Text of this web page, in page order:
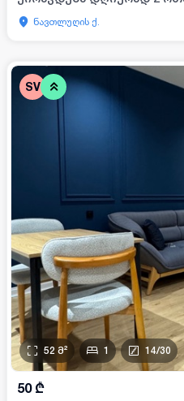
ნავთლუღის ქ.
SV
52 მ² 1 14/30
50 ₾